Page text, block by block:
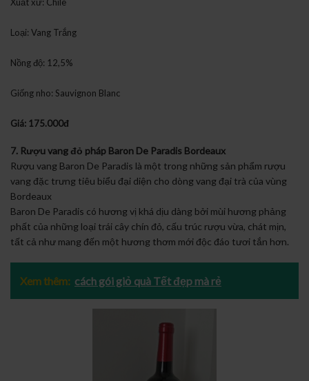
Loại: Vang Trắng
Nồng độ: 12,5%
Giống nho: Sauvignon Blanc
Giá: 175.000đ
7. Rượu vang đỏ pháp Baron De Paradis Bordeaux
Rượu vang Baron De Paradis là một trong những sản phẩm rượu
vang đặc trưng tiêu biểu đại diện cho dòng vang đại trà của vùng
Bordeaux
Baron De Paradis có hương vị khá dịu dàng bởi mùi hương phảng
phất của những loại trái cây chín đỏ, cấu trúc rượu vừa, chát mịn,
tất cả như mang đến một hương thơm mới độc đáo tươi tắn hơn.
Xem thêm: cách gói giỏ quà Tết đẹp mà rẻ